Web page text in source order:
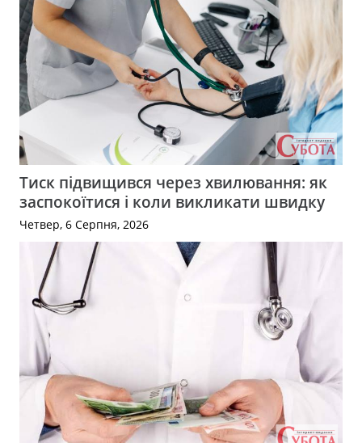
Тиск підвищився через хвилювання: як
заспокоїтися і коли викликати швидку
Четвер, 6 Серпня, 2026